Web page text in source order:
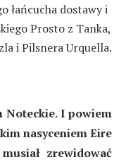
łańcucha dostawy i
Prosto z Tanka,
i Pilsnera Urquella.
Noteckie. I powiem
nasyceniem Eire
zrewidować